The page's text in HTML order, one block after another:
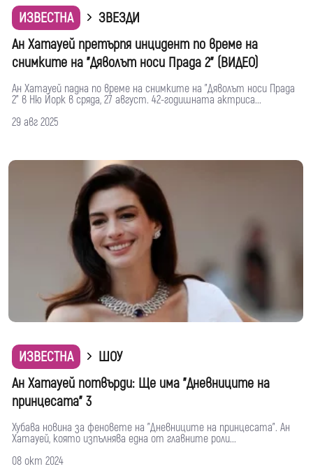
ИЗВЕСТНА
ЗВЕЗДИ
Ан Хатауей претърпя инцидент по време на
снимките на "Дяволът носи Прада 2" (ВИДЕО)
Ан Хатауей падна по време на снимките на "Дяволът носи Прада
2" в Ню Йорк в сряда, 27 август. 42-годишната актриса...
29 авг 2025
ИЗВЕСТНА
ШОУ
Ан Хатауей потвърди: Ще има "Дневниците на
принцесата" 3
Хубава новина за феновете на "Дневниците на принцесата". Ан
Хатауей, която изпълнява една от главните роли...
08 окт 2024